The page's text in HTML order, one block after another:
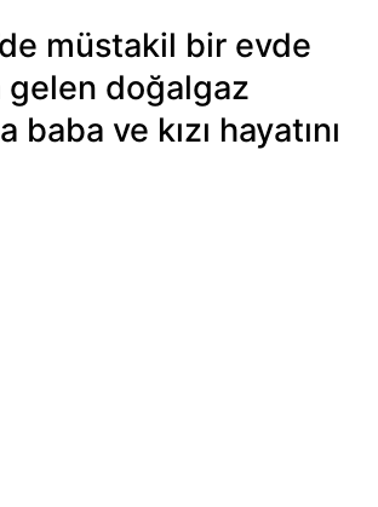
müstakil bir evde
gelen doğalgaz
baba ve kızı hayatını